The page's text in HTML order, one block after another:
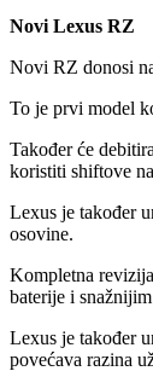
Novi Lexus RZ
Novi RZ donosi
To je prvi model
Također će
koristiti shiftove
Lexus je također
osovine.
Kompletna
baterije i
Lexus je također
povećava razina